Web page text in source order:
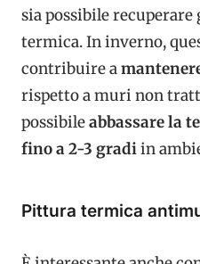
sia possibile
termica. In inverno,
contribuire a
rispetto a muri non
possibileabbassare la
fino a 2-3 gradiin
Pittura termica